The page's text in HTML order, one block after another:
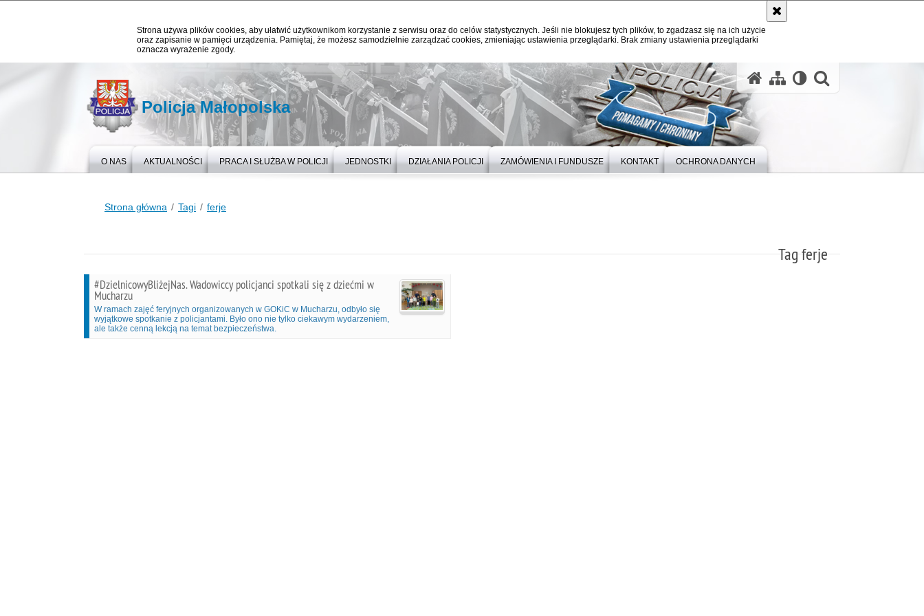
Strona używa plików cookies, aby ułatwić użytkownikom korzystanie z serwisu oraz do celów statystycznych. Jeśli nie blokujesz tych plików, to zgadzasz się na ich użycie
oraz zapisanie w pamięci urządzenia. Pamiętaj, że możesz samodzielnie zarządzać cookies, zmieniając ustawienia przeglądarki. Brak zmiany ustawienia przeglądarki
oznacza wyrażenie zgody.
Policja Małopolska
O NAS AKTUALNOŚCI PRACA I SŁUŻBA W POLICJI JEDNOSTKI DZIAŁANIA POLICJI ZAMÓWIENIA I FUNDUSZE KONTAKT OCHRONA DANYCH
Strona główna Tagi ferje
Tag ferje
#DzielnicowyBliżejNas. Wadowiccy policjanci spotkali się z dziećmi w
Mucharzu
W ramach zajęć feryjnych organizowanych w GOKiC w Mucharzu, odbyło się
wyjątkowe spotkanie z policjantami. Było ono nie tylko ciekawym wydarzeniem,
ale także cenną lekcją na temat bezpieczeństwa.